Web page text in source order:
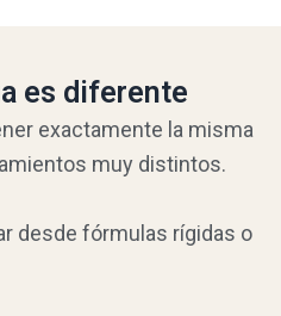
es diferente
exactamente la misma
muy distintos.
desde fórmulas rígidas o